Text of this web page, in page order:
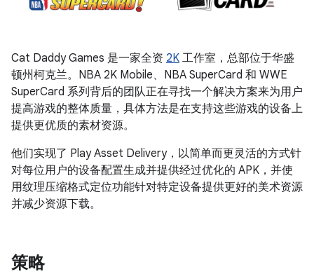
Cat Daddy Games 是一家全资 2K 工作室，总部位于华盛
顿州柯克兰。NBA 2K Mobile、NBA SuperCard 和 WWE
SuperCard 系列背后的团队正在寻找一个解决方案来为用户
提高游戏的整体质量，具体方法是在支持这些游戏的设备上
提供更优质的素材资源。
他们实现了 Play Asset Delivery，以简单而更灵活的方式针
对每位用户的设备配置生成并提供经过优化的 APK，并使
用纹理压缩格式定位功能针对特定设备提供更好的美术资源
并减少资源下载。
策略